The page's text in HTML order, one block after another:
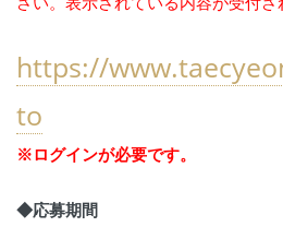
https://
to
※ログインが必要です。
◆応募期間